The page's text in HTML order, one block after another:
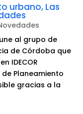
urbano, Las
al grupo de
de Córdoba que
IDECOR
Planeamiento
gracias a la